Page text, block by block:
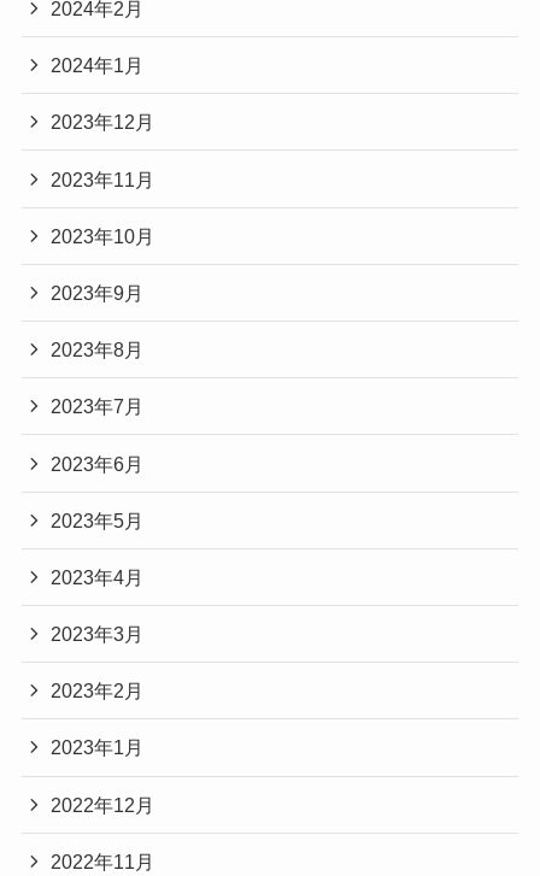
2024年2月
2024年1月
2023年12月
2023年11月
2023年10月
2023年9月
2023年8月
2023年7月
2023年6月
2023年5月
2023年4月
2023年3月
2023年2月
2023年1月
2022年12月
2022年11月